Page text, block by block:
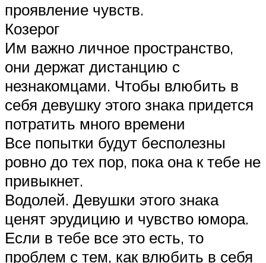
проявление чувств.
Козерог
Им важно личное пространство,
они держат дистанцию с
незнакомцами. Чтобы влюбить в
себя девушку этого знака придется
потратить много времени
Все попытки будут бесполезны
ровно до тех пор, пока она к тебе не
привыкнет.
Водолей. Девушки этого знака
ценят эрудицию и чувство юмора.
Если в тебе все это есть, то
проблем с тем, как влюбить в себя